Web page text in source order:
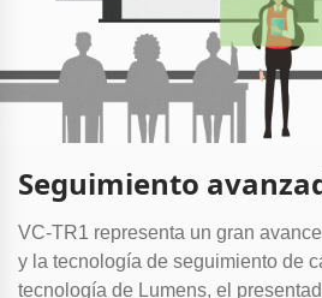
Seguimiento
VC-TR1 representa un gran
y la tecnología de seguimiento de
tecnología de Lumens, el